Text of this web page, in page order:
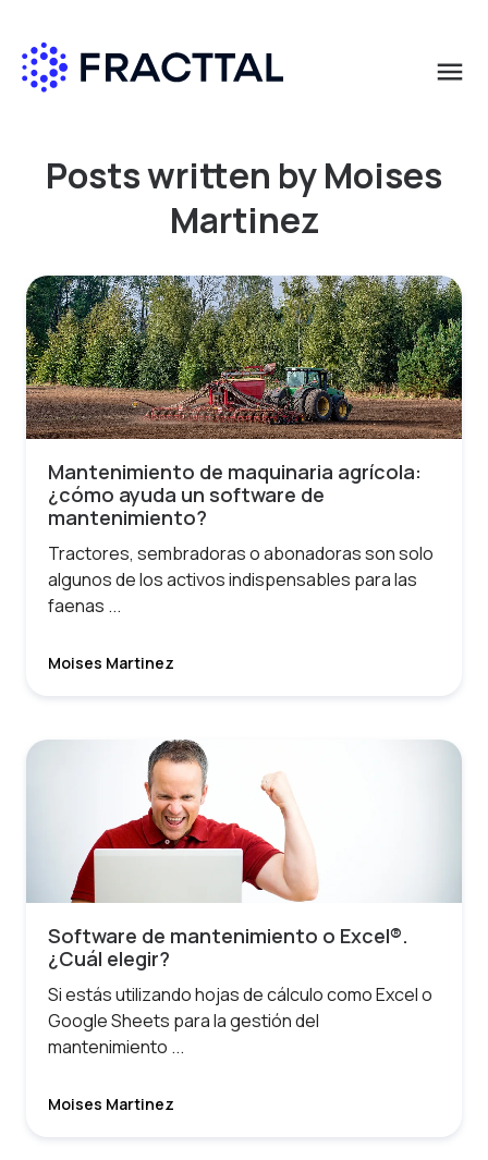
menu
Posts written by Moises
Martinez
Mantenimiento de maquinaria agrícola:
¿cómo ayuda un software de
mantenimiento?
Tractores, sembradoras o abonadoras son solo
algunos de los activos indispensables para las
faenas ...
Moises Martinez
Software de mantenimiento o Excel®.
¿Cuál elegir?
Si estás utilizando hojas de cálculo como Excel o
Google Sheets para la gestión del
mantenimiento ...
Moises Martinez